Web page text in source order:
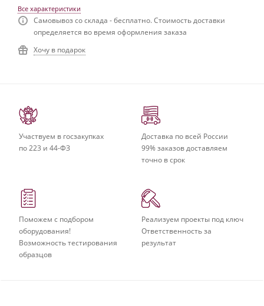
Все характеристики
Самовывоз со склада - бесплатно. Стоимость доставки
определяется во время оформления заказа
Хочу в подарок
Участвуем в госзакупках
по 223 и 44-ФЗ
Доставка по всей России
99% заказов доставляем
точно в срок
Поможем с подбором
оборудования!
Возможность тестирования
образцов
Реализуем проекты под ключ
Ответственность за
результат